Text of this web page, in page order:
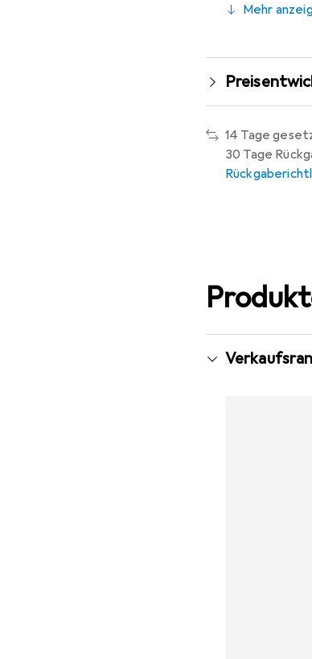
Mehr
14 Tage
30 Tage